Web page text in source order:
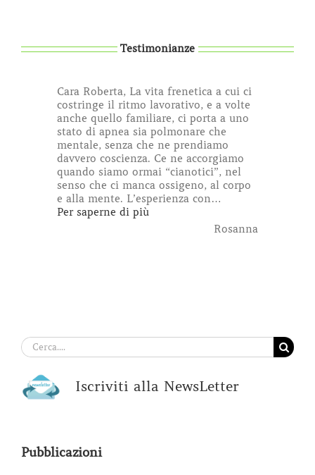
Testimonianze
Cara Roberta, La vita frenetica a cui ci
costringe il ritmo lavorativo, e a volte
anche quello familiare, ci porta a uno
stato di apnea sia polmonare che
mentale, senza che ne prendiamo
davvero coscienza. Ce ne accorgiamo
quando siamo ormai “cianotici”, nel
senso che ci manca ossigeno, al corpo
e alla mente. L’esperienza con…
Per saperne di più“Rosanna”
Rosanna
Cerca
per:
Iscriviti alla NewsLetter
Pubblicazioni